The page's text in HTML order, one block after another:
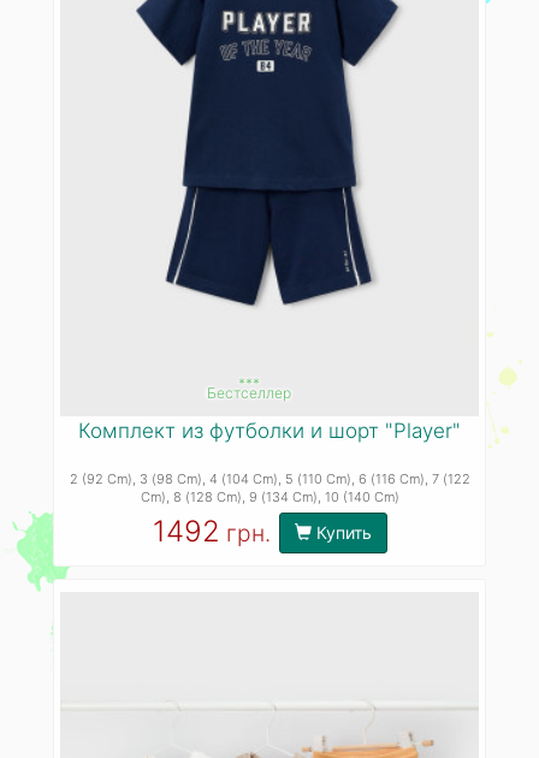
***
Бестселлер
Комплект из футболки и шорт "Player"
2 (92 Cm), 3 (98 Cm), 4 (104 Cm), 5 (110 Cm), 6 (116 Cm), 7 (122
Cm), 8 (128 Cm), 9 (134 Cm), 10 (140 Cm)
1492 грн. Купить